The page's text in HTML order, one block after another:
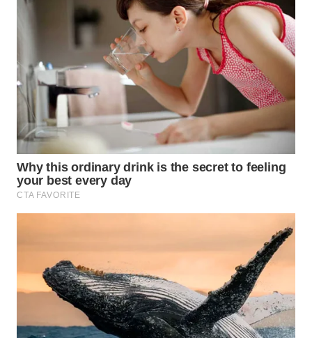
INDRAMAYU
KUNINGAN
WN
MAJALENGKA
WN
SUBANG
WN
PURWAKARTA
PRIANGAN